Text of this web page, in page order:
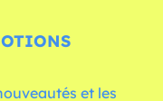
et les